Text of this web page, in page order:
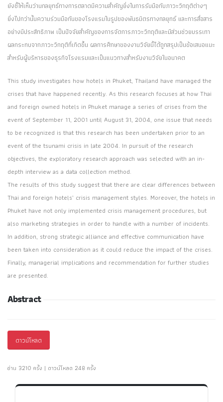
ยังชี้ให้เห็นว่านกลยุทธ์ทางการตลาดมีความสำคัญยิ่งในการรับมือกับภาวะวิกฤติต่างๆ
ยิ่งไปกว่านั้นความร่วมมือกันของโรงแรมในรูปของพันธมิตรทางกลยุทธ์ และการสื่อสาร
อย่างมีประสิทธิภาพ เป็นปัจจัยสำคัญของการจัดการภาวะวิกฤติและมีส่วนช่วยบรรเทา
ผลกระทบจากภาวะวิกฤติที่เกิดขึ้น ผลการศึกษาของงานวิจัยนี้ได้ถูกสรุปเป็นข้อเสนอแนะ
สำหรับผู้บริหารของธุรกิจโรงแรมและเป็นแนวทางสำหรับงานวิจัยในอนาคต
This study investigates how hotels in Phuket, Thailand have managed the
crises that have happened recently. As this research focuses at how Thai
and foreign owned hotels in Phuket manage a series of crises from the
event of September 11, 2001 until August 31, 2004, one issue that needs
to be recognized is that this research has been undertaken prior to an
event of the tsunami crisis in late 2004. In pursuit of the research
objectives, the exploratory research approach was selected with an in-
depth interview as a data collection method.
The results of this study suggest that there are clear differences between
Thai and foreign hotels’ crisis management styles. Moreover, the hotels in
Phuket have not only implemented crisis management procedures, but
also marketing strategies in order to handle with a number of incidents.
In addition, strong strategic alliance and effective communication have
been taken into consideration as it could reduce the impact of the crises.
Finally, managerial implications and recommendation for further studies
are presented.
Abstract
ดาวน์โหลด
อ่าน 3210 ครั้ง | ดาวน์โหลด 248 ครั้ง